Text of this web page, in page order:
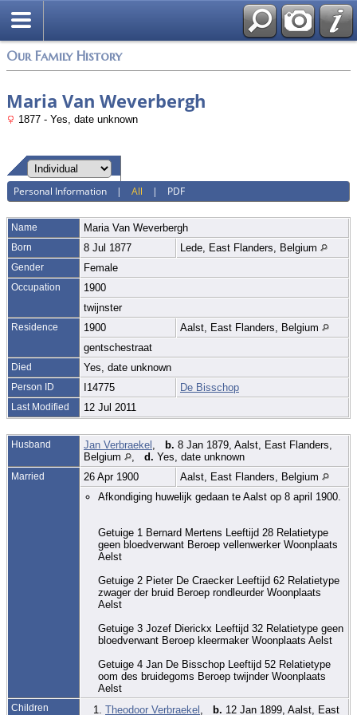
Our Family History
Maria Van Weverbergh
1877 - Yes, date unknown
Personal Information |All | PDF
Name Maria Van Weverbergh
Born 8 Jul 1877 Lede, East Flanders, Belgium
Gender Female
Occupation
1900
twijnster
Residence 1900
Aalst, East Flanders, Belgium
gentschestraat
Died Yes, date unknown
Person ID I14775 De Bisschop
Last Modified 12 Jul 2011
Husband Jan Verbraekel b. 8 Jan 1879, Aalst, East Flanders,
Belgium
d. Yes, date unknown
Married 26 Apr 1900
Aalst, East Flanders, Belgium
Afkondiging huwelijk gedaan te Aalst op 8 april 1900.
Getuige 1 Bernard Mertens Leeftijd 28 Relatietype
geen bloedverwant Beroep vellenwerker Woonplaats
Aelst
Getuige 2 Pieter De Craecker Leeftijd 62 Relatietype
zwager der bruid Beroep rondleurder Woonplaats
Aelst
Getuige 3 Jozef Dierickx Leeftijd 32 Relatietype geen
bloedverwant Beroep kleermaker Woonplaats Aelst
Getuige 4 Jan De Bisschop Leeftijd 52 Relatietype
oom des bruidegoms Beroep twijnder Woonplaats
Aelst
Children 1. Theodoor Verbraekel b. 12 Jan 1899, Aalst, East